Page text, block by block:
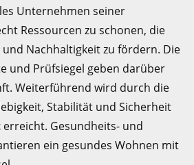
Unternehmen seiner
Ressourcen zu schonen, die
Nachhaltigkeit zu fördern. Die
und Prüfsiegel geben darüber
Weiterführend wird durch die
Stabilität und Sicherheit
erreicht. Gesundheits- und
ein gesundes Wohnen mit